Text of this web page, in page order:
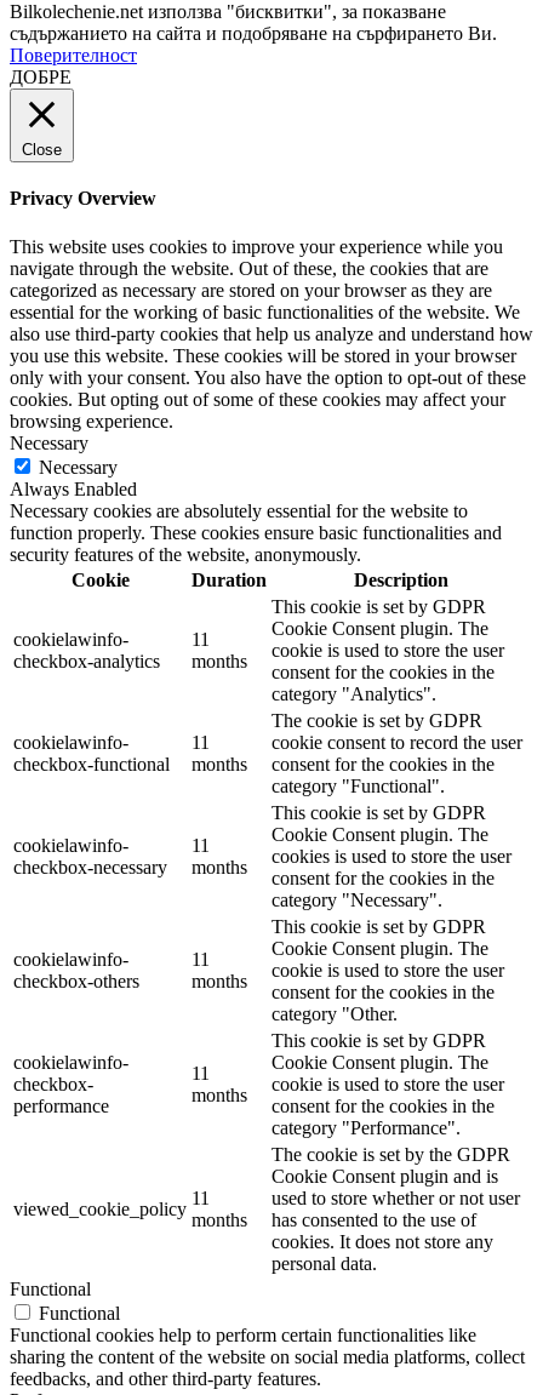
Bilkolechenie.net използва "бисквитки", за показване
съдържанието на сайта и подобряване на сърфирането Ви.
Поверителност
ДОБРЕ
Close
Privacy Overview
This website uses cookies to improve your experience while you
navigate through the website. Out of these, the cookies that are
categorized as necessary are stored on your browser as they are
essential for the working of basic functionalities of the website. We
also use third-party cookies that help us analyze and understand how
you use this website. These cookies will be stored in your browser
only with your consent. You also have the option to opt-out of these
cookies. But opting out of some of these cookies may affect your
browsing experience.
Necessary
Necessary
Always Enabled
Necessary cookies are absolutely essential for the website to
function properly. These cookies ensure basic functionalities and
security features of the website, anonymously.
Cookie
Duration Description
cookielawinfo-
checkbox-analytics
11
months
This cookie is set by GDPR
Cookie Consent plugin. The
cookie is used to store the user
consent for the cookies in the
category "Analytics".
cookielawinfo-
checkbox-functional
11
months
The cookie is set by GDPR
cookie consent to record the user
consent for the cookies in the
category "Functional".
cookielawinfo-
checkbox-necessary
11
months
This cookie is set by GDPR
Cookie Consent plugin. The
cookies is used to store the user
consent for the cookies in the
category "Necessary".
cookielawinfo-
checkbox-others
11
months
This cookie is set by GDPR
Cookie Consent plugin. The
cookie is used to store the user
consent for the cookies in the
category "Other.
cookielawinfo-
checkbox-
performance
11
months
This cookie is set by GDPR
Cookie Consent plugin. The
cookie is used to store the user
consent for the cookies in the
category "Performance".
viewed_cookie_policy
11
months
The cookie is set by the GDPR
Cookie Consent plugin and is
used to store whether or not user
has consented to the use of
cookies. It does not store any
personal data.
Functional
Functional
Functional cookies help to perform certain functionalities like
sharing the content of the website on social media platforms, collect
feedbacks, and other third-party features.